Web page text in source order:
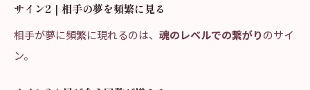
サイン2｜相手の夢を頻繁に見る
相手が夢に頻繁に現れるのは、 魂のレベルでの繋がりのサイ
ン。